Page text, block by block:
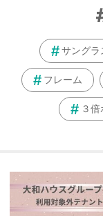
サングラ
フレーム
３